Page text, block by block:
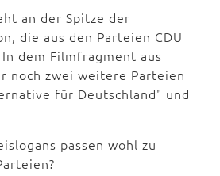
an der Spitze der
die aus den Parteien CDU
dem Filmfragment aus
noch zwei weitere Parteien
für Deutschland" und
passen wohl zu